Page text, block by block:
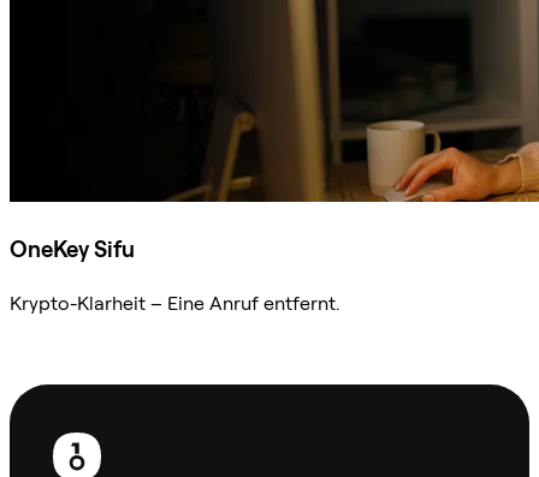
OneKey Sifu
Krypto-Klarheit – Eine Anruf entfernt.
Fußzeile